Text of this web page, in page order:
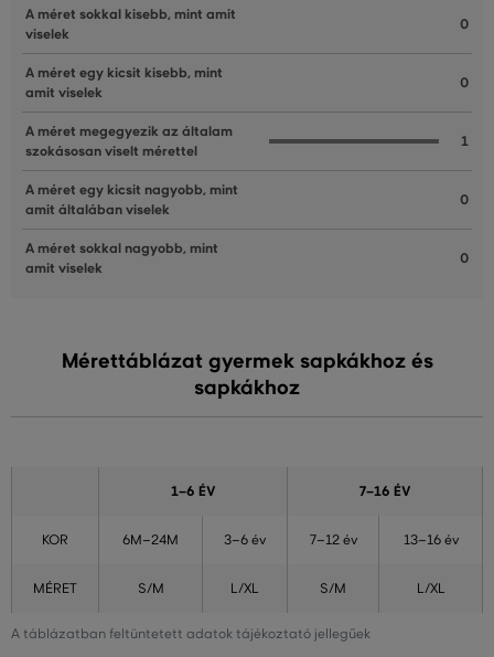
A méret sokkal kisebb, mint amit
viselek
0
A méret egy kicsit kisebb, mint
amit viselek
0
A méret megegyezik az általam
szokásosan viselt mérettel
1
A méret egy kicsit nagyobb, mint
amit általában viselek
0
A méret sokkal nagyobb, mint
amit viselek
0
Mérettáblázat gyermek sapkákhoz és
sapkákhoz
A táblázatban feltüntetett adatok tájékoztató jellegűek
1–6 ÉV 7–16 ÉV
KOR 6M–24M 3–6 év 7–12 év 13–16 év
MÉRET S/M L/XL S/M L/XL